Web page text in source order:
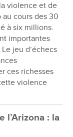
violence et de
cours des 30
à six millions.
importantes
jeu d’échecs
ces richesses
violence
l’Arizona : la